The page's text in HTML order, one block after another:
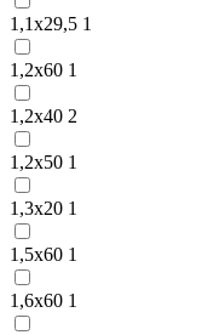
1,1х29,5 1
1,2х60 1
1,2х40 2
1,2х50 1
1,3х20 1
1,5х60 1
1,6х60 1